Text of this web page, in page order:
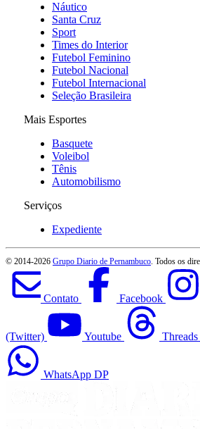
Náutico
Santa Cruz
Sport
Times do Interior
Futebol Feminino
Futebol Nacional
Futebol Internacional
Seleção Brasileira
Mais Esportes
Basquete
Voleibol
Tênis
Automobilismo
Serviços
Expediente
© 2014-2026 Grupo Diario de Pernambuco. Todos os
Contato Facebook
(Twitter) Youtube Threads
WhatsApp DP